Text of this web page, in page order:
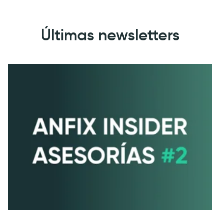
Últimas newsletters